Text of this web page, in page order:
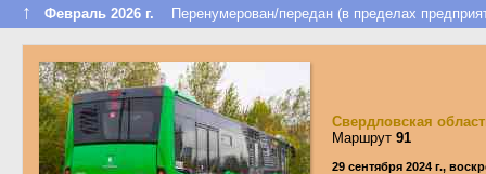
↑ Февраль 2026 г. Перенумерован/передан (в пределах
Свердловская
Маршрут 91
29 сентября 2024 г.,